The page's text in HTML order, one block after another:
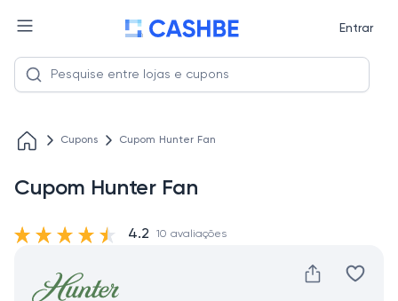
Entrar
Cupons Cupom Hunter Fan
Cupom Hunter Fan
4.2 10 avaliações